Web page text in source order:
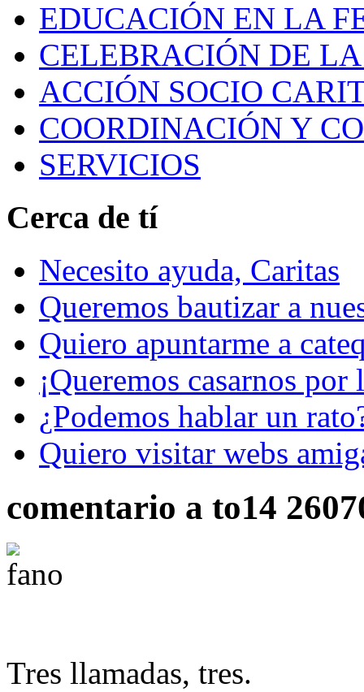
EDUCACIÓN EN LA
CELEBRACIÓN DE
ACCIÓN SOCIO
COORDINACIÓN Y
SERVICIOS
Cerca de tí
Necesito ayuda, Caritas
Queremos bautizar a
Quiero apuntarme a
¡Queremos casarnos
¿Podemos hablar un
Quiero visitar webs
comentario a to14
Tres llamadas, tres.